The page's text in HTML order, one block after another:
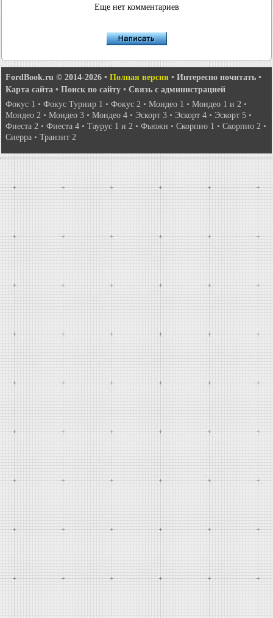
Еще нет комментариев
FordBook.ru © 2014-2026 • Полная версия • Интересно почитать •
Карта сайта • Поиск по сайту • Связь с администрацией
Фокус 1 • Фокус Турнир 1 • Фокус 2 • Мондео 1 • Мондео 1 и 2 •
Мондео 2 • Мондео 3 • Мондео 4 • Эскорт 3 • Эскорт 4 • Эскорт 5 •
Фиеста 2 • Фиеста 4 • Таурус 1 и 2 • Фьюжн • Скорпио 1 • Скорпио 2 •
Сиерра • Транзит 2